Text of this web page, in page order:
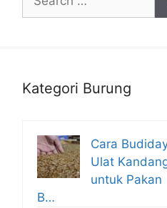
for:
Kategori Burung
Cara
Ulat
untuk Pakan
B…